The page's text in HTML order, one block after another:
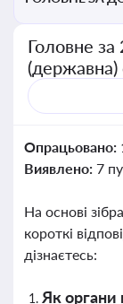
Головне
Опрацьовано:
Виявлено: 7
На основі
короткі
дізнаєтесь:
Як органи